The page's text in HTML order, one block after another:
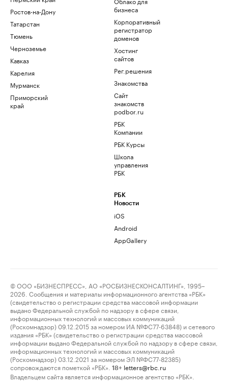
Ростов-на-Дону
Татарстан
Тюмень
Черноземье
Кавказ
Карелия
Мурманск
Приморский
край
бизнеса
Корпоративный
регистратор
доменов
Хостинг
сайтов
Рег.решения
Знакомства
Сайт
знакомств
podbor.ru
РБК
Компании
РБК Курсы
Школа
управления
РБК
РБК
Новости
iOS
Android
AppGallery
© ООО «БИЗНЕСПРЕСС», АО «РОСБИЗНЕСКОНСАЛТИНГ», 1995–
2026. Сообщения и материалы информационного агентства «РБК»
(свидетельство о регистрации средства массовой информации
выдано Федеральной службой по надзору в сфере связи,
информационных технологий и массовых коммуникаций
(Роскомнадзор) 09.12.2015 за номером ИА №ФС77-63848) и сетевого
издания «РБК» (свидетельство о регистрации средства массовой
информации выдано Федеральной службой по надзору в сфере связи,
информационных технологий и массовых коммуникаций
(Роскомнадзор) 03.12.2021 за номером ЭЛ №ФС77-82385)
сопровождаются пометкой «РБК».
18+ letters@rbc.ru
Владельцем сайта является информационное агентство «РБК».